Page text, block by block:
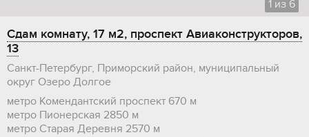
1 из 6
Сдам комнату, 17 м2, проспект Авиаконструкторов,
13
Санкт-Петербург, Приморский район, муниципальный
округ Озеро Долгое
метро Комендантский проспект 670 м
метро Пионерская 2850 м
метро Старая Деревня 2570 м